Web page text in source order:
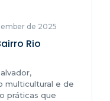
de 2025
Rio
multicultural e de
práticas que